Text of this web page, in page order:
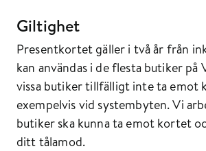
Giltighet
Presentkortet gäller i två år från
kan användas i de flesta butiker på
vissa butiker tillfälligt inte ta emot
exempelvis vid systembyten. Vi
butiker ska kunna ta emot kortet
ditt tålamod.